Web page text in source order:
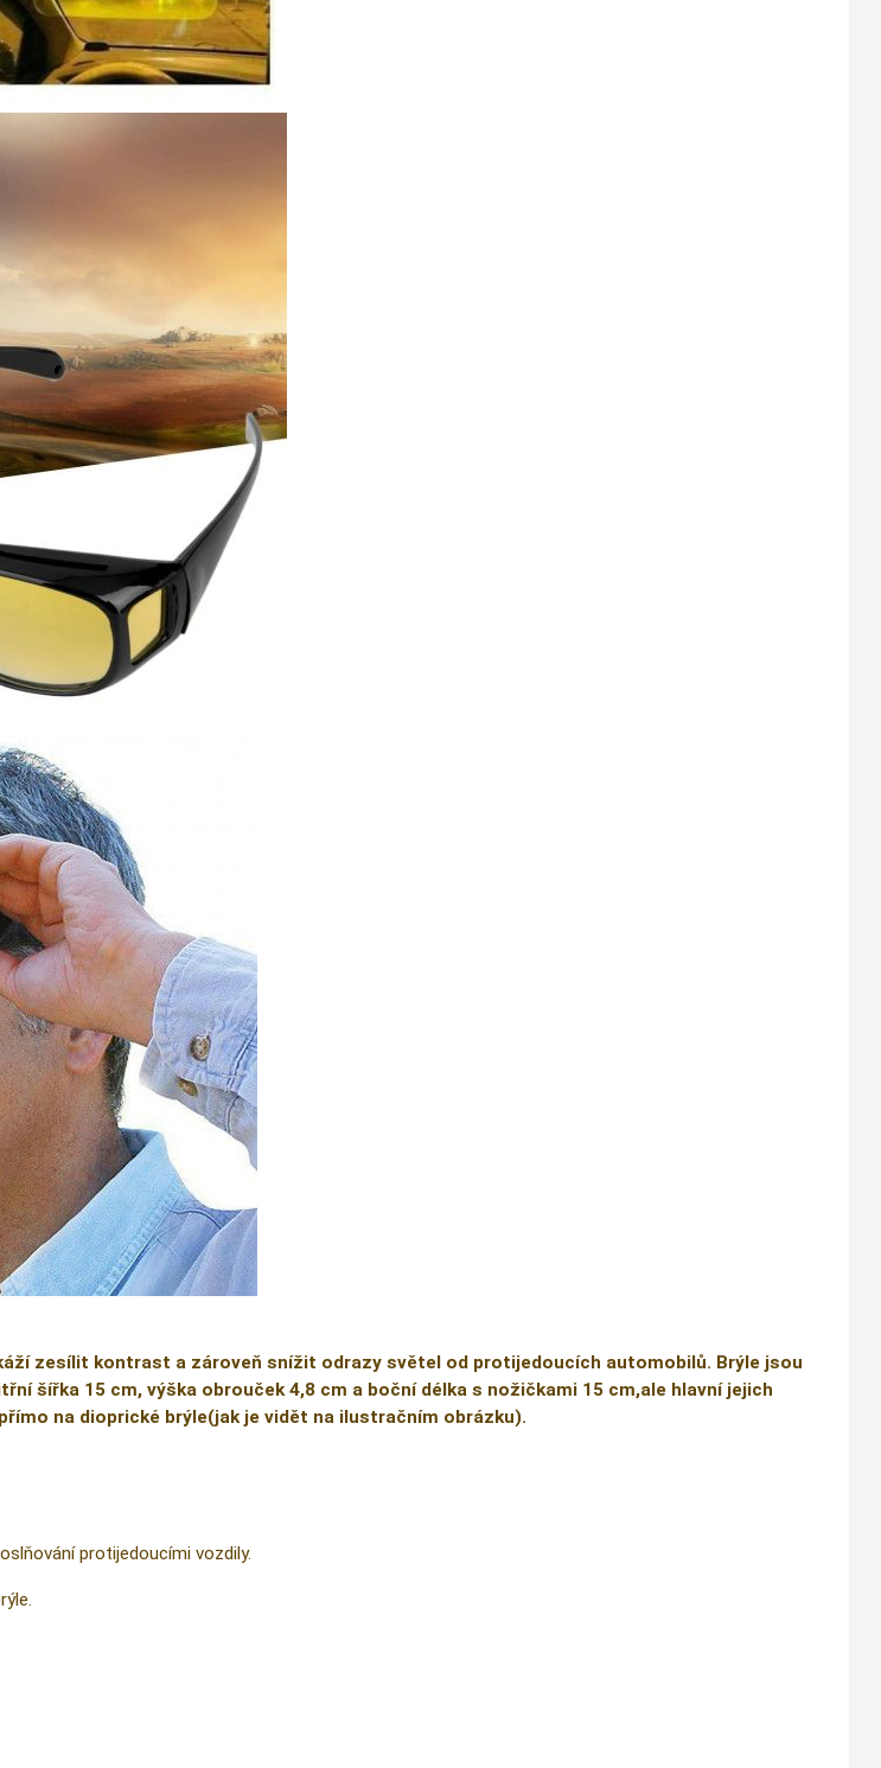
zesílit kontrast a zároveň snížit odrazy světel od protijedoucích automobilů. Brýle jsou
šířka 15 cm, výška obrouček 4,8 cm a boční délka s nožičkami 15 cm,ale hlavní jejich
na dioprické brýle(jak je vidět na ilustračním obrázku).
protijedoucími vozdily.